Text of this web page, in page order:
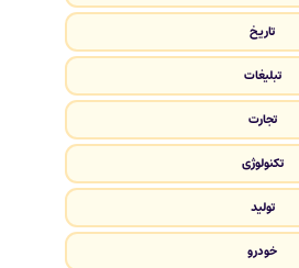
تاریخ
تبلیغات
تجارت
تکنولوژی
تولید
خودرو